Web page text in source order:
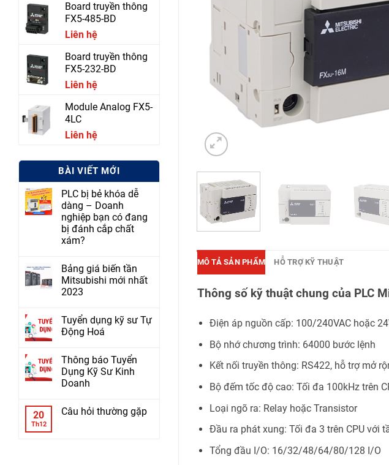
Board truyền thông
FX5-485-BD
Liên hệ
Board truyền thông
FX5-232-BD
Liên hệ
Module Analog FX5-
4LC
Liên hệ
BÀI VIẾT MỚI
PLC bị bẻ khóa dễ
dàng – Doanh
nghiệp bạn có đang
bị đánh cắp chất
xám?
Bảng giá biến tần
Mitsubishi mới nhất
2023
Tuyển dụng kỹ sư Tự
Động Hoá
Thông báo Tuyển
Dụng Kỹ Sư Kinh
Doanh
20
Th12
Câu hỏi thường gặp
MÔ TẢ SẢN PHẨM HỖ TRỢ KỸ THUẬT
Thông số kỹ thuật chung của PLC
Điện áp nguồn cấp: 100/240VAC hoặc
Bộ nhớ chương trình: 64000 bước lệnh
Kết nối truyền thông: RS422, hỗ trợ mở
Bộ đếm tốc độ cao: Tối đa 100kHz trên
Loại ngõ ra: Relay hoặc Transistor
Đầu ra phát xung: Tối đa 3 trên CPU với
Tổng đầu I/O: 16/32/48/64/80/128 I/O